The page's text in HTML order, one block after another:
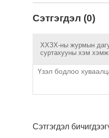
Сэтгэгдэл (0)
ХХЗХ-ны журмын
суртахууны хэм
Сэтгэгдэл